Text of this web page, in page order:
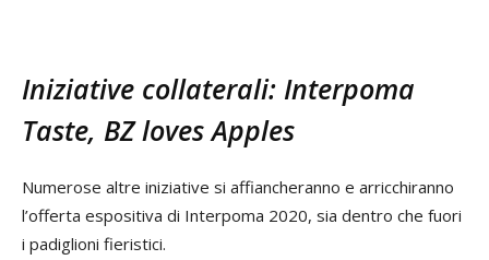
Iniziative collaterali: Interpoma
Taste, BZ loves Apples
Numerose altre iniziative si affiancheranno e arricchiranno
l’offerta espositiva di Interpoma 2020, sia dentro che fuori
i padiglioni fieristici.